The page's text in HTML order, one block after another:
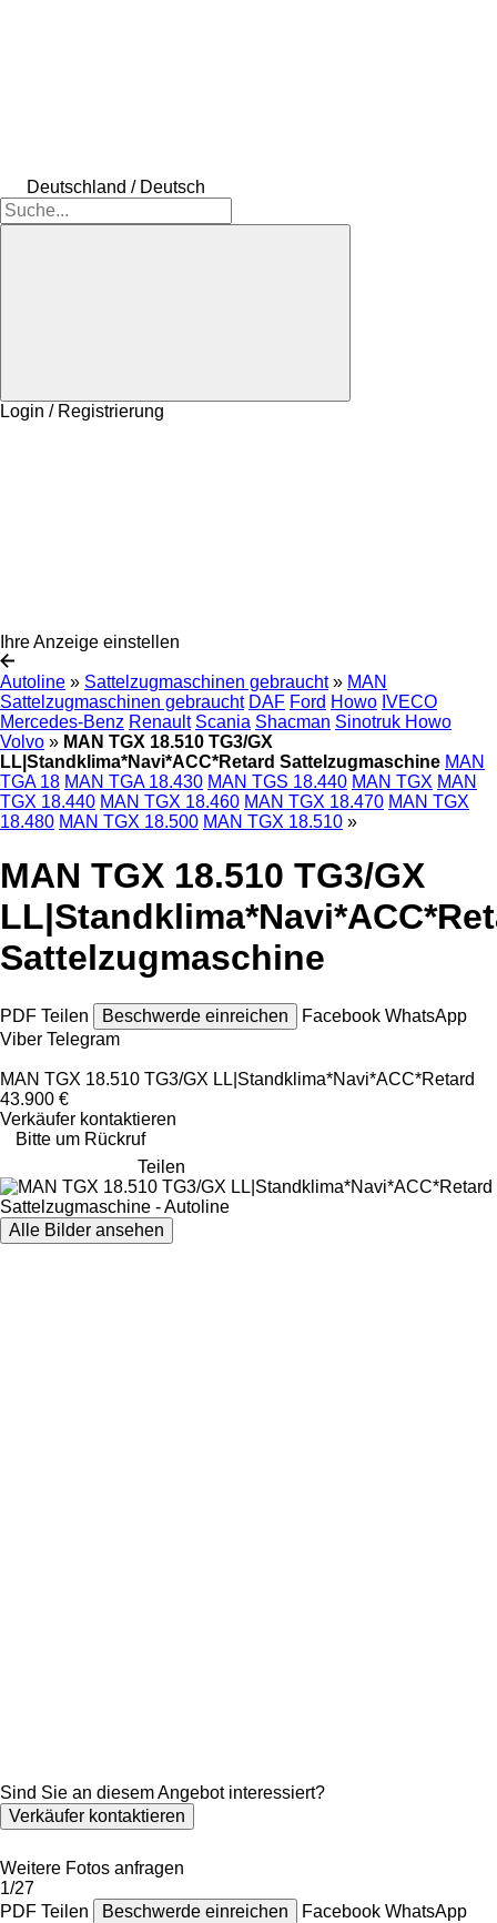
Deutschland / Deutsch
Login / Registrierung
Ihre Anzeige einstellen
Autoline » Sattelzugmaschinen gebraucht » MAN
Sattelzugmaschinen gebraucht DAF Ford Howo IVECO
Mercedes-Benz Renault Scania Shacman Sinotruk Howo
Volvo » MAN TGX 18.510 TG3/GX
LL|Standklima*Navi*ACC*Retard Sattelzugmaschine MAN
TGA 18 MAN TGA 18.430 MAN TGS 18.440 MAN TGX MAN
TGX 18.440 MAN TGX 18.460 MAN TGX 18.470 MAN TGX
18.480 MAN TGX 18.500 MAN TGX 18.510 »
MAN TGX 18.510 TG3/GX
Sattelzugmaschine
PDF Teilen Beschwerde einreichen Facebook WhatsApp
Viber Telegram
MAN TGX 18.510 TG3/GX LL|Standklima*Navi*ACC*Retard
43.900 €
Verkäufer kontaktieren
Bitte um Rückruf
Teilen
Alle Bilder ansehen
Sind Sie an diesem Angebot interessiert?
Verkäufer kontaktieren
Weitere Fotos anfragen
1/27
PDF Teilen Beschwerde einreichen Facebook WhatsApp